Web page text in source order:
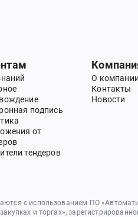
подпись
от
тендеров
О компании
Контакты
Новости
с использованием ПО
и торгах»,